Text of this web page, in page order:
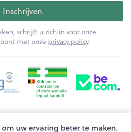
uw ervaring beter te maken.
Inschrijven
schrijft u zich in voor onze
met onze privacy policy.